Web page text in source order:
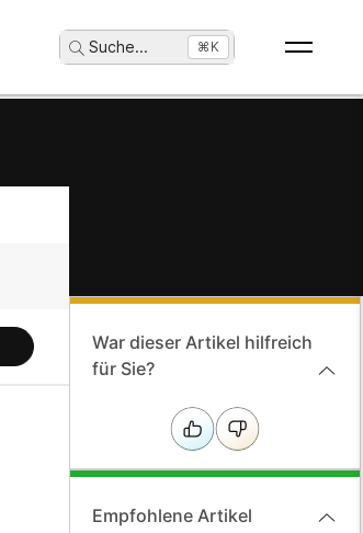
Suche... ⌘K
War dieser Artikel hilfreich
für Sie?
Empfohlene Artikel